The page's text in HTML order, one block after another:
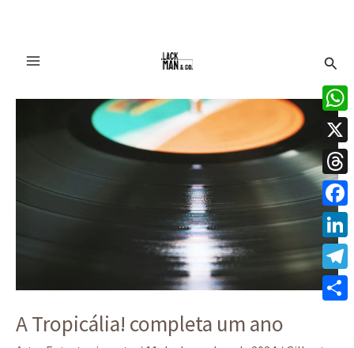
A Tropicália! completa um ano
X